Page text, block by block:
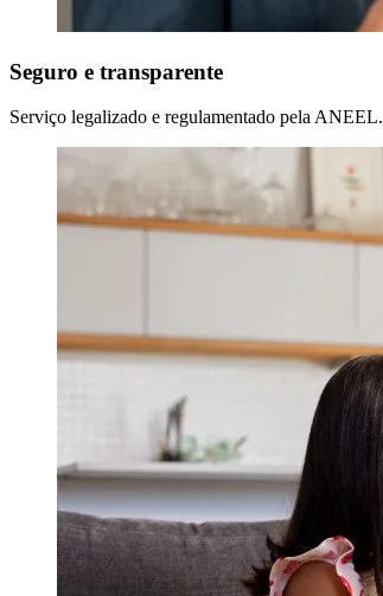
Seguro e transparente
Serviço legalizado e regulamentado pela ANEEL.